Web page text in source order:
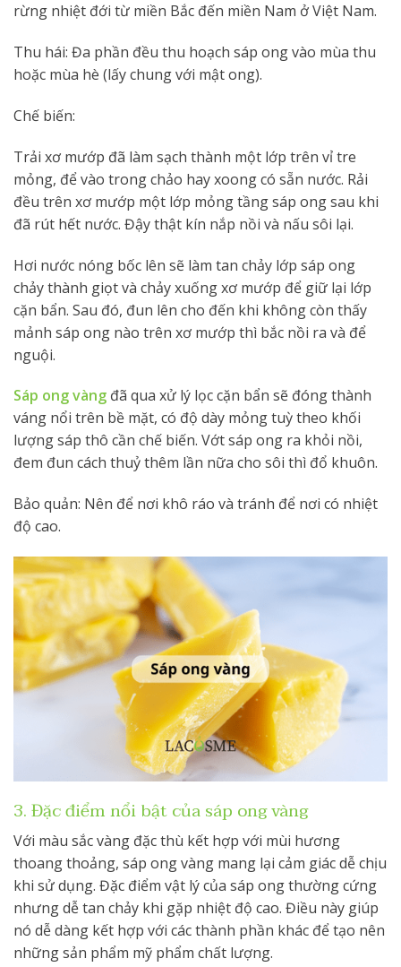
rừng nhiệt đới từ miền Bắc đến miền Nam ở Việt Nam.
Thu hái: Đa phần đều thu hoạch sáp ong vào mùa thu
hoặc mùa hè (lấy chung với mật ong).
Chế biến:
Trải xơ mướp đã làm sạch thành một lớp trên vỉ tre
mỏng, để vào trong chảo hay xoong có sẵn nước. Rải
đều trên xơ mướp một lớp mỏng tầng sáp ong sau khi
đã rút hết nước. Đậy thật kín nắp nồi và nấu sôi lại.
Hơi nước nóng bốc lên sẽ làm tan chảy lớp sáp ong
chảy thành giọt và chảy xuống xơ mướp để giữ lại lớp
cặn bẩn. Sau đó, đun lên cho đến khi không còn thấy
mảnh sáp ong nào trên xơ mướp thì bắc nồi ra và để
nguội.
Sáp ong vàng đã qua xử lý lọc cặn bẩn sẽ đóng thành
váng nổi trên bề mặt, có độ dày mỏng tuỳ theo khối
lượng sáp thô cần chế biến. Vớt sáp ong ra khỏi nồi,
đem đun cách thuỷ thêm lần nữa cho sôi thì đổ khuôn.
Bảo quản: Nên để nơi khô ráo và tránh để nơi có nhiệt
độ cao.
3. Đặc điểm nổi bật của sáp ong vàng
Với màu sắc vàng đặc thù kết hợp với mùi hương
thoang thoảng, sáp ong vàng mang lại cảm giác dễ chịu
khi sử dụng. Đặc điểm vật lý của sáp ong thường cứng
nhưng dễ tan chảy khi gặp nhiệt độ cao. Điều này giúp
nó dễ dàng kết hợp với các thành phần khác để tạo nên
những sản phẩm mỹ phẩm chất lượng.